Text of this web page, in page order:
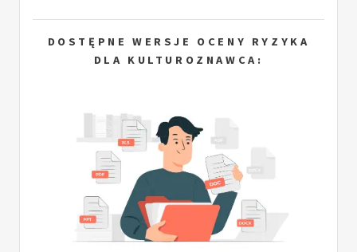
DOSTĘPNE WERSJE OCENY RYZYKA
DLA KULTUROZNAWCA: